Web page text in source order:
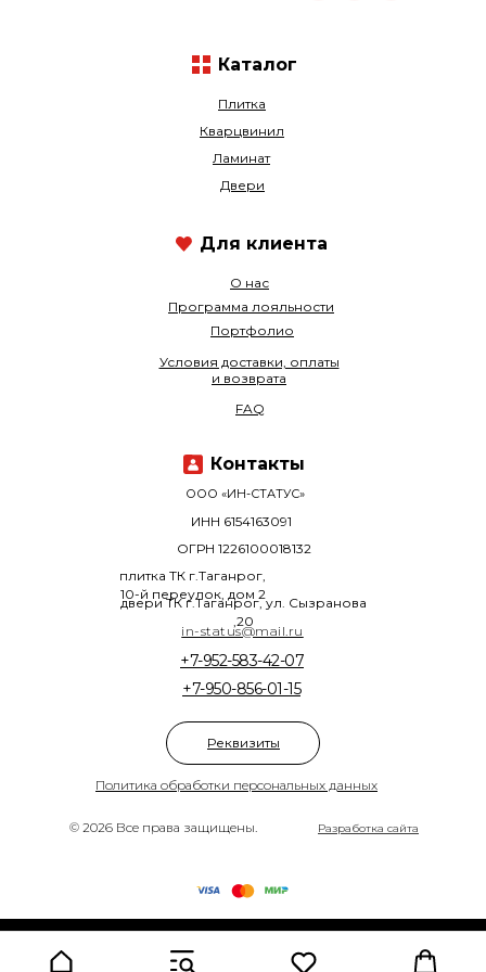
© 2026 Все права защищены.
Политика обработки персональных данных
Плитка
Кварцвинил
+7-950-856-01-15
+7-952-583-42-07
О нас
Ламинат
Программа лояльности
Двери
Портфолио
ООО «ИН-СТАТУС»
плитка ТК г.Таганрог,
10-й переулок, дом 2
двери ТК г.Таганрог, ул. Сызранова
,20
ОГРН 1226100018132
ИНН 6154163091
Разработка сайта
Условия доставки, оплаты
и возврата
FAQ
Каталог
in-status@mail.ru
Контакты
Для клиента
Реквизиты
Made on Tilda